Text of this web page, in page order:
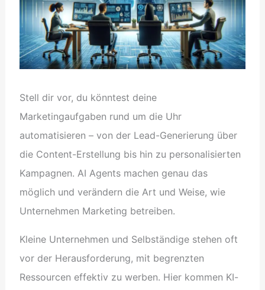
Stell dir vor, du könntest deine
Marketingaufgaben rund um die Uhr
automatisieren – von der Lead-Generierung über
die Content-Erstellung bis hin zu personalisierten
Kampagnen. AI Agents machen genau das
möglich und verändern die Art und Weise, wie
Unternehmen Marketing betreiben.
Kleine Unternehmen und Selbständige stehen oft
vor der Herausforderung, mit begrenzten
Ressourcen effektiv zu werben. Hier kommen KI-